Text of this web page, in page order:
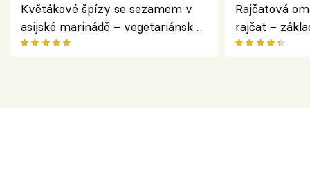
Květákové špízy se sezamem v
asijské marinádě – vegetariánská
chuťovka z grilu
Rajčatová
rajčat –